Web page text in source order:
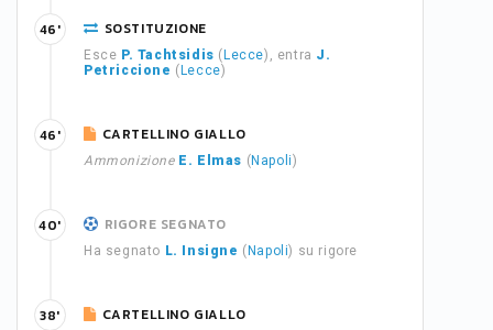
SOSTITUZIONE
Esce P. Tachtsidis ( Lecce), entra J.
Petriccione ( Lecce)
46'
CARTELLINO GIALLO
Ammonizione E. Elmas ( Napoli)
46'
RIGORE SEGNATO
Ha segnato L. Insigne ( Napoli) su rigore
40'
CARTELLINO GIALLO
38'